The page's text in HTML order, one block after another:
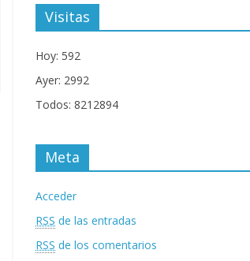
Visitas
Hoy: 592
Ayer: 2992
Todos: 8212894
Meta
Acceder
RSS de las entradas
RSS de los comentarios